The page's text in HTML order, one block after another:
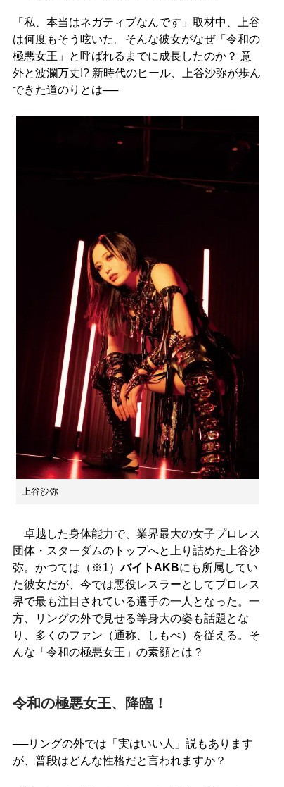
「私、本当はネガティブなんです」取材中、上谷
は何度もそう呟いた。そんな彼女がなぜ「令和の
極悪女王」と呼ばれるまでに成長したのか？ 意
外と波瀾万丈!? 新時代のヒール、上谷沙弥が歩ん
できた道のりとは──
上谷沙弥
卓越した身体能力で、業界最大の女子プロレス
団体・スターダムのトップへと上り詰めた上谷沙
弥。かつては（※1）バイトAKBにも所属してい
た彼女だが、今では悪役レスラーとしてプロレス
界で最も注目されている選手の一人となった。一
方、リングの外で見せる等身大の姿も話題とな
り、多くのファン（通称、しもべ）を従える。そ
んな「令和の極悪女王」の素顔とは？
令和の極悪女王、降臨！
──リングの外では「実はいい人」説もあります
が、普段はどんな性格だと言われますか？